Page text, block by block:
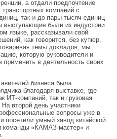
а отдали предпочтение
компаний с
так и до пары тысяч единиц
выступающие были из индустрии
языке, рассказывали свой
как говорится, без купюр,
темы докладов, мы
которую руководители и
в деятельность своих
бизнеса была
благодаря выставке, где
ИТ-компаний, так и грузовая
второй день участники
вопросы уже в
посетили умный завод китайской
команды «КАМАЗ-мастер» и